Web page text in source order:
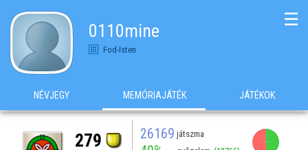
0110mine
Fod-Isten
☰
NÉVJEGY MEMÓRIAJÁTÉK JÁTÉKOK
279 26169 játszma